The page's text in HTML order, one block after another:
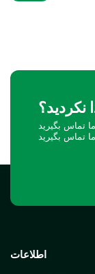
نکردید؟
اطلاعات